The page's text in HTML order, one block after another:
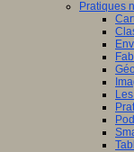
Pratiques